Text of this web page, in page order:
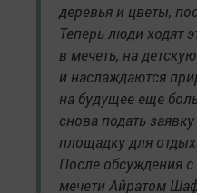
деревья и цветы,
Теперь люди ходят
в мечеть, на
и наслаждаются
на будущее еще
снова подать
площадку для
После обсуждения
мечети Айратом